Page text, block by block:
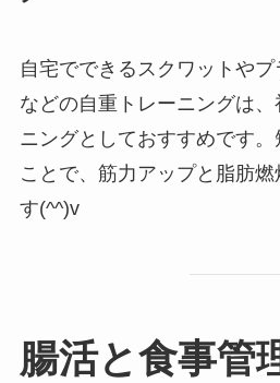
自宅でできるスクワットや
などの自重トレーニングは
ニングとしておすすめです
ことで、筋力アップと脂肪
す(^^)v
腸活と食事管